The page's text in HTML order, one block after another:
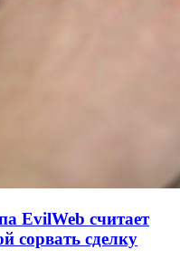
EvilWeb считает
сорвать сделку